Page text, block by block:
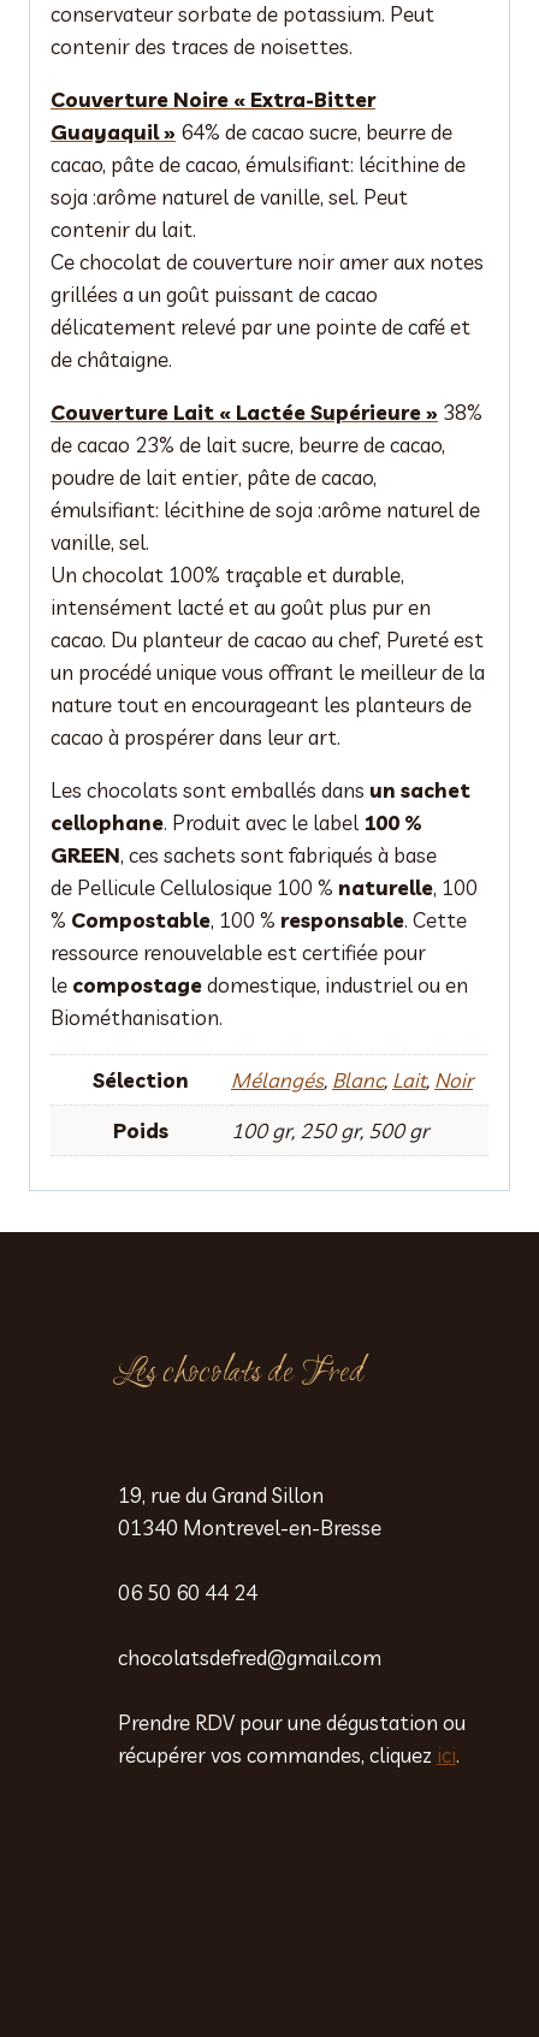
conservateur sorbate de potassium. Peut
contenir des traces de noisettes.
Couverture Noire « Extra-Bitter
Guayaquil » 64% de cacao sucre, beurre de
cacao, pâte de cacao, émulsifiant: lécithine de
soja :arôme naturel de vanille, sel. Peut
contenir du lait.
Ce chocolat de couverture noir amer aux notes
grillées a un goût puissant de cacao
délicatement relevé par une pointe de café et
de châtaigne.
Couverture Lait « Lactée Supérieure » 38%
de cacao 23% de lait sucre, beurre de cacao,
poudre de lait entier, pâte de cacao,
émulsifiant: lécithine de soja :arôme naturel de
vanille, sel.
Un chocolat 100% traçable et durable,
intensément lacté et au goût plus pur en
cacao. Du planteur de cacao au chef, Pureté est
un procédé unique vous offrant le meilleur de la
nature tout en encourageant les planteurs de
cacao à prospérer dans leur art.
Les chocolats sont emballés dans un sachet
cellophane. Produit avec le label 100 %
GREEN, ces sachets sont fabriqués à base
de Pellicule Cellulosique 100 % naturelle, 100
% Compostable, 100 % responsable. Cette
ressource renouvelable est certifiée pour
le compostagedomestique, industriel ou en
Biométhanisation.
Sélection Mélangés, Blanc, Lait, Noir
Poids
100 gr, 250 gr, 500 gr
Les chocolats de Fred
19, rue du Grand Sillon
01340 Montrevel-en-Bresse
06 50 60 44 24
chocolatsdefred@gmail.com
Prendre RDV pour une dégustation ou
récupérer vos commandes, cliquez ici.